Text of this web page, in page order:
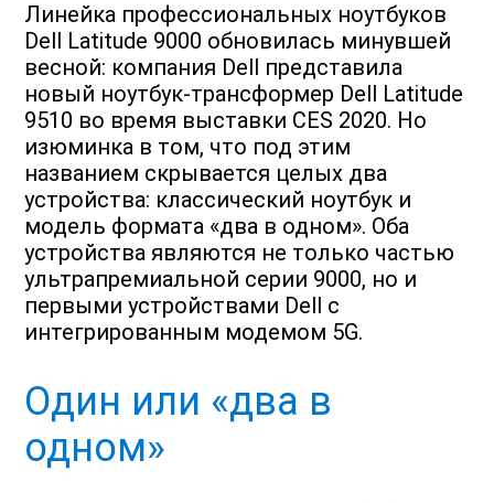
Линейка профессиональных ноутбуков
Dell Latitude 9000 обновилась минувшей
весной: компания Dell представила
новый ноутбук-трансформер Dell Latitude
9510 во время выставки CES 2020. Но
изюминка в том, что под этим
названием скрывается целых два
устройства: классический ноутбук и
модель формата «два в одном». Оба
устройства являются не только частью
ультрапремиальной серии 9000, но и
первыми устройствами Dell с
интегрированным модемом 5G.
Один или «два в
одном»